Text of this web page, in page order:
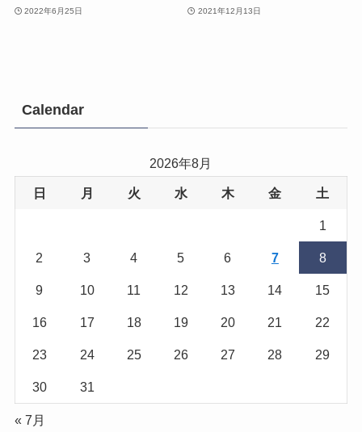
2022年6月25日 2021年12月13日
Calendar
2026年8月
日 月 火 水 木 金 土
1
2 3 4 5 6 7 8
9 10 11 12 13 14 15
16 17 18 19 20 21 22
23 24 25 26 27 28 29
30 31
« 7月